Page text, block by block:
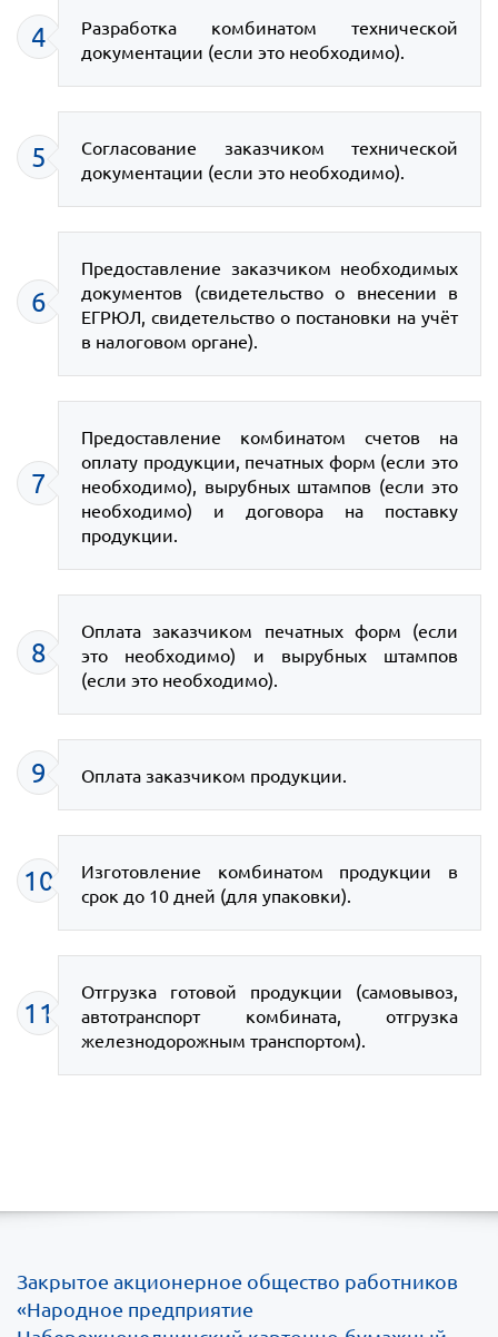
4
Разработка комбинатом технической
документации (если это необходимо).
5
Согласование заказчиком технической
документации (если это необходимо).
6
Предоставление заказчиком необходимых
документов (свидетельство о внесении в
ЕГРЮЛ, свидетельство о постановки на учёт
в налоговом органе).
7
Предоставление комбинатом счетов на
оплату продукции, печатных форм (если это
необходимо), вырубных штампов (если это
необходимо) и договора на поставку
продукции.
8
Оплата заказчиком печатных форм (если
это необходимо) и вырубных штампов
(если это необходимо).
9 Оплата заказчиком продукции.
10
Изготовление комбинатом продукции в
срок до 10 дней (для упаковки).
11
Отгрузка готовой продукции (самовывоз,
автотранспорт комбината, отгрузка
железнодорожным транспортом).
Закрытое акционерное общество работников
«Народное предприятие